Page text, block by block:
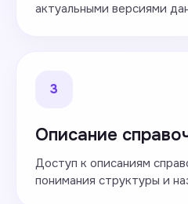
актуальными версиями
3
Описание
Доступ к описаниям
понимания структуры и